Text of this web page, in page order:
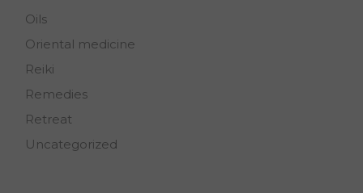
Oils
Oriental medicine
Reiki
Remedies
Retreat
Uncategorized